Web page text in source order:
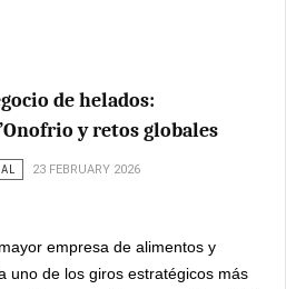
de helados:
y retos globales
23 FEBRUARY 2026
mayor empresa de alimentos y
uno de los giros estratégicos más